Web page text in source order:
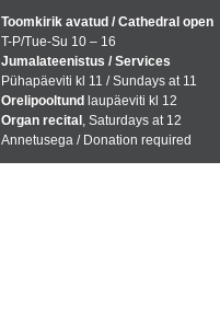
Toomkirik avatud / Cathedral open
T-P/Tue-Su 10 – 16
Jumalateenistus / Services
Pühapäeviti kl 11 / Sundays at 11
Orelipooltund laupäeviti kl 12
Organ recital , Saturdays at 12
Annetusega / Donation required